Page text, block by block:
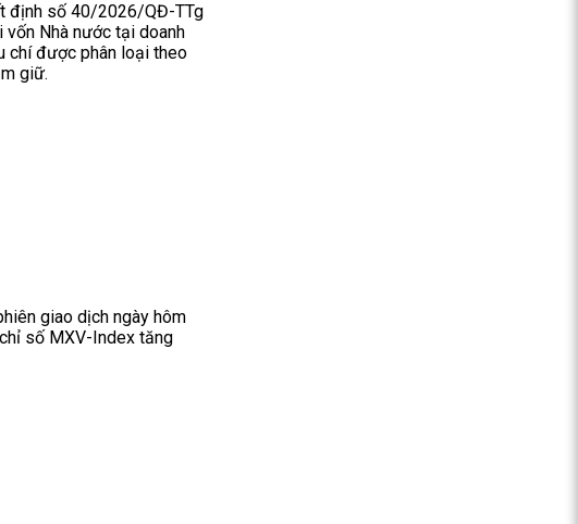
định số 40/2026/QĐ-TTg
Nhà nước tại doanh
chí được phân loại theo
giữ.
giao dịch ngày hôm
số MXV-Index tăng